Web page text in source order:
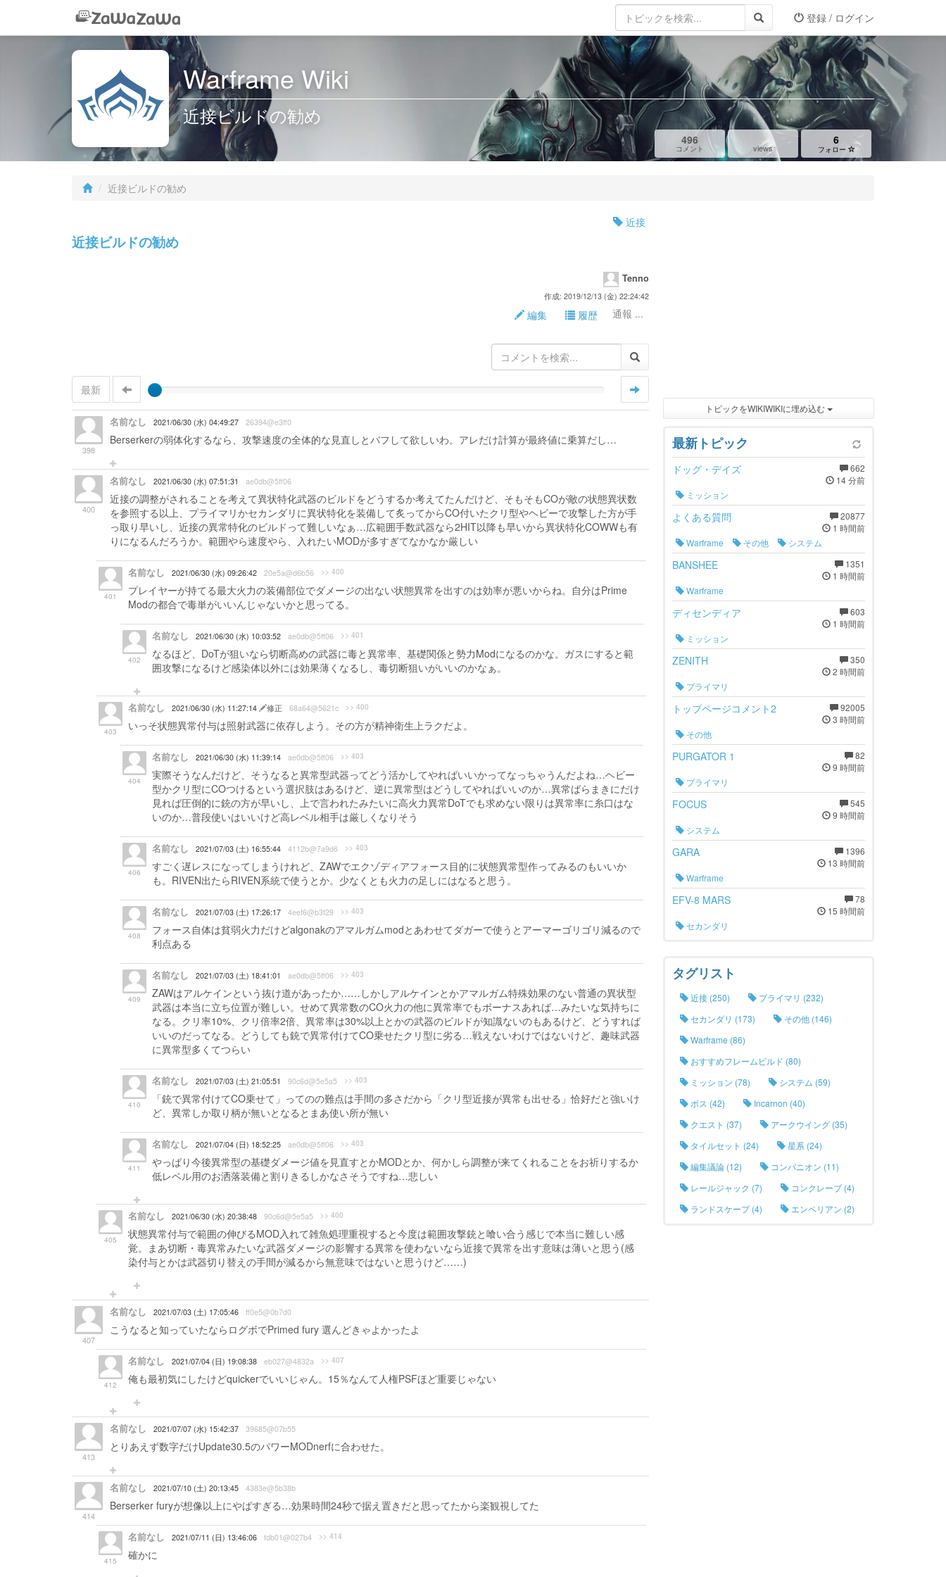
登録 / ログイン
Warframe Wiki
近接ビルドの勧め
496
コメント views
6
フォロー
近接ビルドの勧め
近接
近接ビルドの勧め
Tenno
作成: 2019/12/13 (金) 22:24:42
編集 履歴 通報 ...
最新
398
名前なし 2021/06/30 (水) 04:49:27 26394@e3ff0
Berserkerの弱体化するなら、攻撃速度の全体的な見直しとバフして欲しいわ。アレだけ計算が最終値に乗算だし…
400
名前なし 2021/06/30 (水) 07:51:31 ae0db@5ff06
近接の調整がされることを考えて異状特化武器のビルドをどうするか考えてたんだけど、そもそもCOが敵の状態異状数
を参照する以上、プライマリかセカンダリに異状特化を装備して炙ってからCO付いたクリ型やヘビーで攻撃した方が手
っ取り早いし、近接の異常特化のビルドって難しいなぁ…広範囲手数武器なら2HIT以降も早いから異状特化COWWも有
りになるんだろうか。範囲やら速度やら、入れたいMODが多すぎてなかなか厳しい
401
名前なし 2021/06/30 (水) 09:26:42 20e5a@d6b56 >> 400
プレイヤーが持てる最大火力の装備部位でダメージの出ない状態異常を出すのは効率が悪いからね。自分はPrime
Modの都合で毒単がいいんじゃないかと思ってる。
402
名前なし 2021/06/30 (水) 10:03:52 ae0db@5ff06 >> 401
なるほど、DoTが狙いなら切断高めの武器に毒と異常率、基礎関係と勢力Modになるのかな。ガスにすると範
囲攻撃になるけど感染体以外には効果薄くなるし、毒切断狙いがいいのかなぁ。
403
名前なし 2021/06/30 (水) 11:27:14 修正 68a64@5621c >> 400
いっそ状態異常付与は照射武器に依存しよう。その方が精神衛生上ラクだよ。
404
名前なし 2021/06/30 (水) 11:39:14 ae0db@5ff06 >> 403
実際そうなんだけど、そうなると異常型武器ってどう活かしてやればいいかってなっちゃうんだよね…ヘビー
型かクリ型にCOつけるという選択肢はあるけど、逆に異常型はどうしてやればいいのか…異常ばらまきにだけ
見れば圧倒的に銃の方が早いし、上で言われたみたいに高火力異常DoTでも求めない限りは異常率に糸口はな
いのか…普段使いはいいけど高レベル相手は厳しくなりそう
406
名前なし 2021/07/03 (土) 16:55:44 4112b@7a9d6 >> 403
すごく遅レスになってしまうけれど、ZAWでエクゾディアフォース目的に状態異常型作ってみるのもいいか
も。RIVEN出たらRIVEN系統で使うとか。少なくとも火力の足しにはなると思う。
408
名前なし 2021/07/03 (土) 17:26:17 4eef6@b3f29 >> 403
フォース自体は貧弱火力だけどalgonakのアマルガムmodとあわせてダガーで使うとアーマーゴリゴリ減るので
利点ある
409
名前なし 2021/07/03 (土) 18:41:01 ae0db@5ff06 >> 403
ZAWはアルケインという抜け道があったか……しかしアルケインとかアマルガム特殊効果のない普通の異状型
武器は本当に立ち位置が難しい。せめて異常数のCO火力の他に異常率でもボーナスあれば…みたいな気持ちに
なる。クリ率10%、クリ倍率2倍、異常率は30%以上とかの武器のビルドが知識ないのもあるけど、どうすれば
いいのだってなる。どうしても銃で異常付けてCO乗せたクリ型に劣る…戦えないわけではないけど、趣味武器
に異常型多くてつらい
410
名前なし 2021/07/03 (土) 21:05:51 90c6d@5e5a5 >> 403
「銃で異常付けてCO乗せて」ってのの難点は手間の多さだから「クリ型近接が異常も出せる」恰好だと強いけ
ど、異常しか取り柄が無いとなるとまあ使い所が無い
411
名前なし 2021/07/04 (日) 18:52:25 ae0db@5ff06 >> 403
やっぱり今後異常型の基礎ダメージ値を見直すとかMODとか、何かしら調整が来てくれることをお祈りするか
低レベル用のお洒落装備と割りきるしかなさそうですね…悲しい
405
名前なし 2021/06/30 (水) 20:38:48 90c6d@5e5a5 >> 400
状態異常付与で範囲の伸びるMOD入れて雑魚処理重視すると今度は範囲攻撃銃と喰い合う感じで本当に難しい感
覚。まあ切断・毒異常みたいな武器ダメージの影響する異常を使わないなら近接で異常を出す意味は薄いと思う(感
染付与とかは武器切り替えの手間が減るから無意味ではないと思うけど……)
407
名前なし 2021/07/03 (土) 17:05:46 ff0e5@0b7d0
こうなると知っていたならログボでPrimed fury 選んどきゃよかったよ
412
名前なし 2021/07/04 (日) 19:08:38 eb027@4832a >> 407
俺も最初気にしたけどquickerでいいじゃん。15％なんて人権PSFほど重要じゃない
413
名前なし 2021/07/07 (水) 15:42:37 39685@07b55
とりあえず数字だけUpdate30.5のパワーMODnerfに合わせた。
414
名前なし 2021/07/10 (土) 20:13:45 4383e@5b38b
Berserker furyが想像以上にやばすぎる…効果時間24秒で据え置きだと思ってたから楽観視してた
415
名前なし 2021/07/11 (日) 13:46:06 fdb01@027b4 >> 414
確かに
トピックをWIKIWIKIに埋め込む
最新トピック
662
14 分前
ドッグ・デイズ
ミッション
20877
1 時間前
よくある質問
Warframe その他
システム
1351
1 時間前
BANSHEE
Warframe
603
1 時間前
ディセンディア
ミッション
350
2 時間前
ZENITH
プライマリ
92005
3 時間前
トップページコメント2
その他
82
9 時間前
PURGATOR 1
プライマリ
545
9 時間前
FOCUS
システム
1396
13 時間前
GARA
Warframe
78
15 時間前
EFV-8 MARS
セカンダリ
タグリスト
近接 (250)
プライマリ (232)
セカンダリ (173)
その他 (146)
Warframe (86)
おすすめフレームビルド (80)
ミッション (78)
システム (59)
ボス (42)
Incarnon (40)
クエスト (37)
アークウイング (35)
タイルセット (24)
星系 (24)
編集議論 (12)
コンパニオン (11)
レールジャック (7)
コンクレーブ (4)
ランドスケープ (4)
エンペリアン (2)